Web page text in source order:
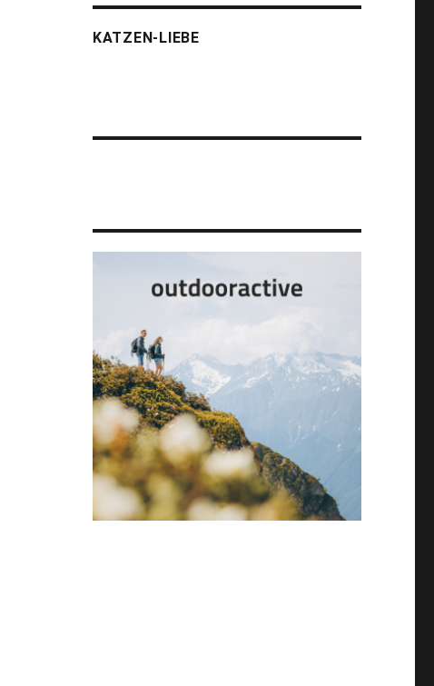
KATZEN-LIEBE